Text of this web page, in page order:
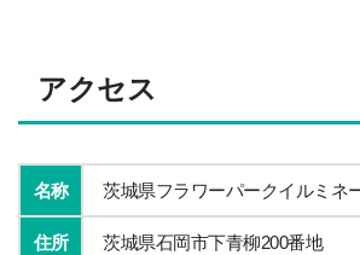
アクセス
名称 茨城県フラワーパークイルミネ
住所 茨城県石岡市下青柳200番地